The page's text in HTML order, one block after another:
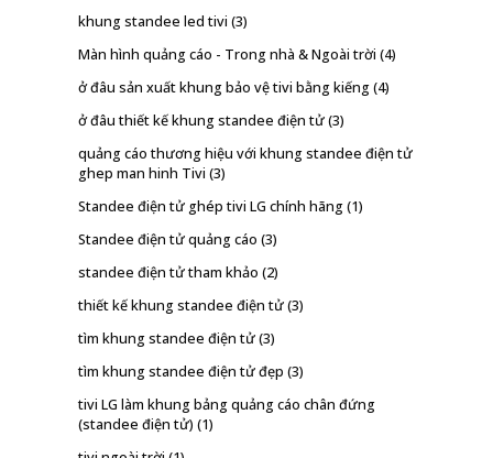
khung standee led tivi (3)
Màn hình quảng cáo - Trong nhà & Ngoài trời (4)
ở đâu sản xuất khung bảo vệ tivi bằng kiếng(4)
ở đâu thiết kế khung standee điện tử(3)
quảng cáo thương hiệu với khung standee điện tử
ghep man hinh Tivi (3)
Standee điện tử ghép tivi LG chính hãng(1)
Standee điện tử quảng cáo (3)
standee điện tử tham khảo (2)
thiết kế khung standee điện tử(3)
tìm khung standee điện tử(3)
tìm khung standee điện tử đẹp (3)
tivi LG làm khung bảng quảng cáo chân đứng
(standee điện tử) (1)